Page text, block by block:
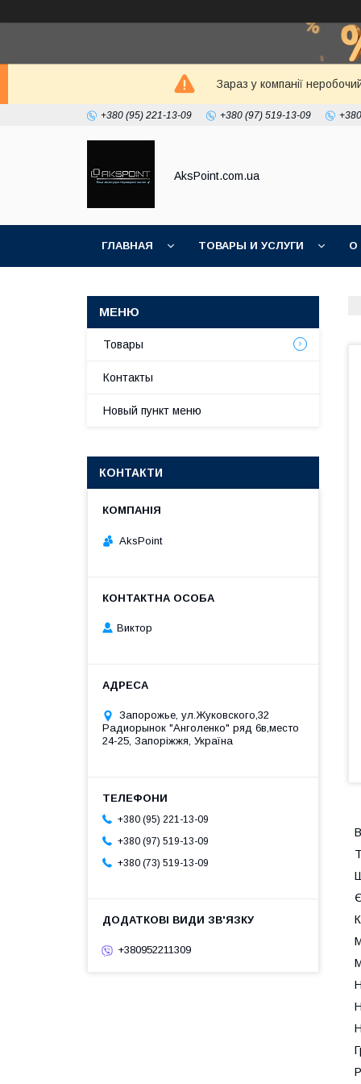
Зараз у компанії
+380 (95) 221-13-09 +380 (97) 519-13-09
AksPoint.com.ua
ГЛАВНАЯ ТОВАРЫ И УСЛУГИ О
Товары
Контакты
Новый пункт меню
КОНТАКТИ
AksPoint
Виктор
Запорожье, ул.Жуковского,32
Радиорынок "Анголенко" ряд 6в,место
24-25, Запоріжжя, Україна
+380 (95) 221-13-09
+380 (97) 519-13-09
+380 (73) 519-13-09
+380952211309